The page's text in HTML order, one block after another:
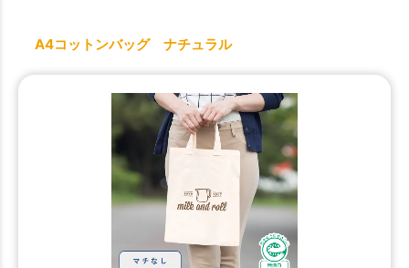
A4コットンバッグ ナチュラル